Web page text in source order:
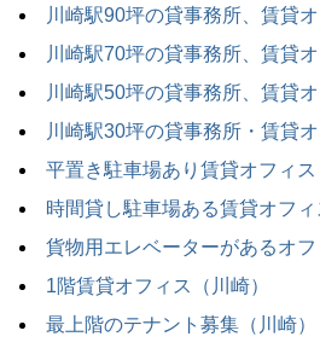
川崎駅90坪の貸事務所、賃貸
川崎駅70坪の貸事務所、賃貸
川崎駅50坪の貸事務所、賃貸
川崎駅30坪の貸事務所・賃貸
平置き駐車場あり賃貸オフィス
時間貸し駐車場ある賃貸オフィ
貨物用エレベーターがあるオ
1階賃貸オフィス（川崎）
最上階のテナント募集（川崎）